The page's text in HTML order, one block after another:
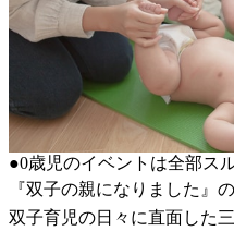
●0歳児のイベントは全部ス
『双子の親になりました』
双子育児の日々に直面した